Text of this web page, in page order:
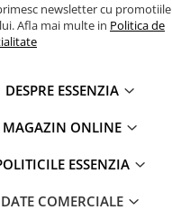
newsletter cu promotiile
Afla mai multe in Politica de
DESPRE ESSENZIA
MAGAZIN ONLINE
ESSENZIA
DATE COMERCIALE